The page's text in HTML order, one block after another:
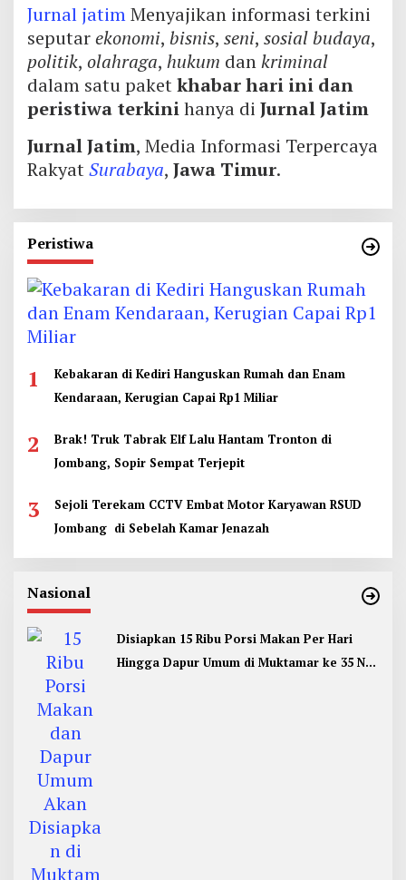
Jurnal jatimMenyajikan informasi terkini
seputarekonomi, bisnis, seni, sosial budaya,
politik, olahraga, hukum dankriminal
dalam satu paketkhabar hari ini dan
peristiwa terkinihanya di Jurnal Jatim
Jurnal Jatim, Media Informasi Terpercaya
RakyatSurabaya, Jawa Timur.
Peristiwa
1
Kebakaran di Kediri Hanguskan Rumah dan Enam
Kendaraan, Kerugian Capai Rp1 Miliar
2
Brak! Truk Tabrak Elf Lalu Hantam Tronton di
Jombang, Sopir Sempat Terjepit
3
Sejoli Terekam CCTV Embat Motor Karyawan RSUD
Jombang di Sebelah Kamar Jenazah
Nasional
Disiapkan 15 Ribu Porsi Makan Per Hari
Hingga Dapur Umum di Muktamar ke 35 NU